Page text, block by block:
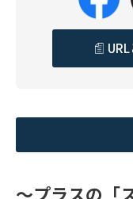
～プラスの「